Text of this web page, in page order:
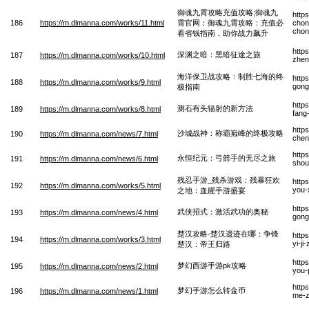
186 https://m.dlmanna.com/works/11.html
御魂九霄攻略充值攻略;御魂九
霄官网：御魂九霄攻略：充值必
看省钱指南，助你战力飙升
187 https://m.dlmanna.com/works/10.html 深渊之暗：黑暗征途之旅
188 https://m.dlmanna.com/works/9.html
海洋保卫战攻略：制胜七海的终
极指南
189 https://m.dlmanna.com/works/8.html 测石有头辐射的新方法
190 https://m.dlmanna.com/news/7.html 沙城战神：称霸巅峰的终极攻略
191 https://m.dlmanna.com/news/6.html 永恒纪元：弓箭手的无尽之旅
192 https://m.dlmanna.com/works/5.html
残忍手游_残杀游戏：残暴狂欢
之地：血腥手游盛宴
you-
193 https://m.dlmanna.com/news/4.html 武侠招式：激活武功的奥秘
194 https://m.dlmanna.com/works/3.html
楚汉攻略-楚汉遗迹在哪：争锋
楚汉：帝王归路
yi-ji-
195 https://m.dlmanna.com/news/2.html 梦幻西游手游pk攻略
you-
196 https://m.dlmanna.com/news/1.html 梦幻手游怎么转金币
me-